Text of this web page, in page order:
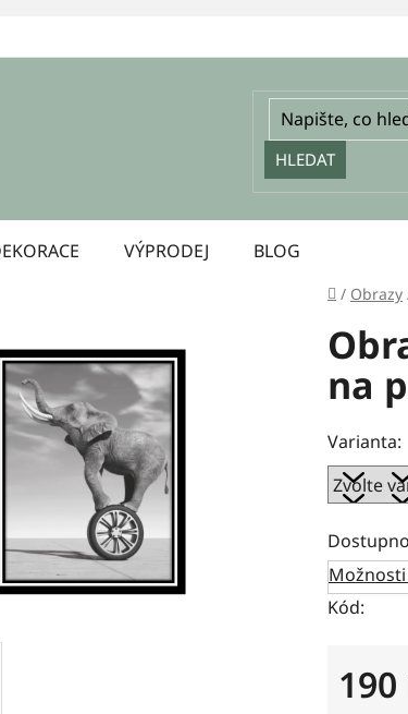
HLEDAT
VÝPRODEJ BLOG
Domů
/ Obrazy
na
Varianta:
Kód:
190